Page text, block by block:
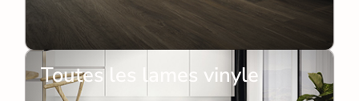
Toutes les lames vinyle